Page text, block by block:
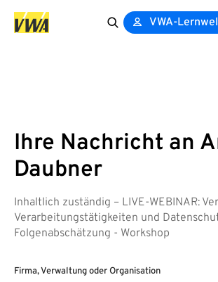
VWA-
Ihre Nachricht an
Daubner
Inhaltlich zuständig – LIVE-WEBINAR:
Verarbeitungstätigkeiten und
Folgenabschätzung - Workshop
Firma, Verwaltung oder Organisation